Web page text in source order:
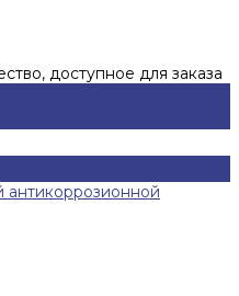
доступное для заказа
антикоррозионной